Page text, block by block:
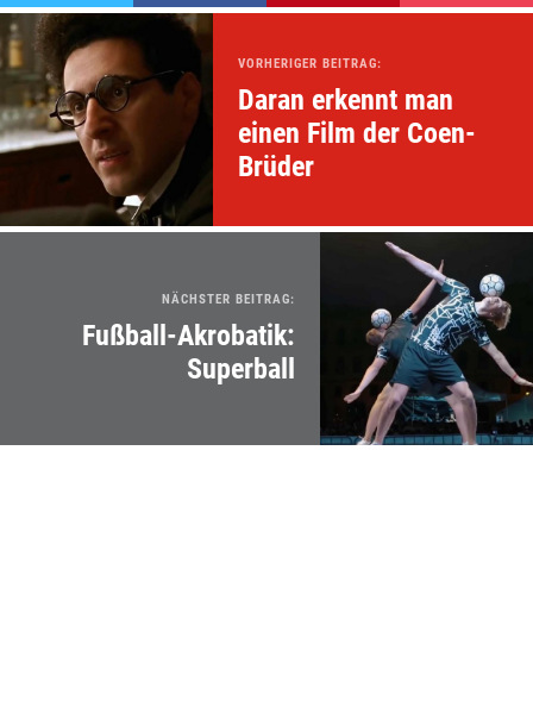
VORHERIGER BEITRAG:
Daran erkennt man
einen Film der Coen-
Brüder
NÄCHSTER BEITRAG:
Fußball-Akrobatik:
Superball